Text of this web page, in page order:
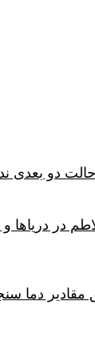
دو بعدی
در دریاها
مقادیر دما